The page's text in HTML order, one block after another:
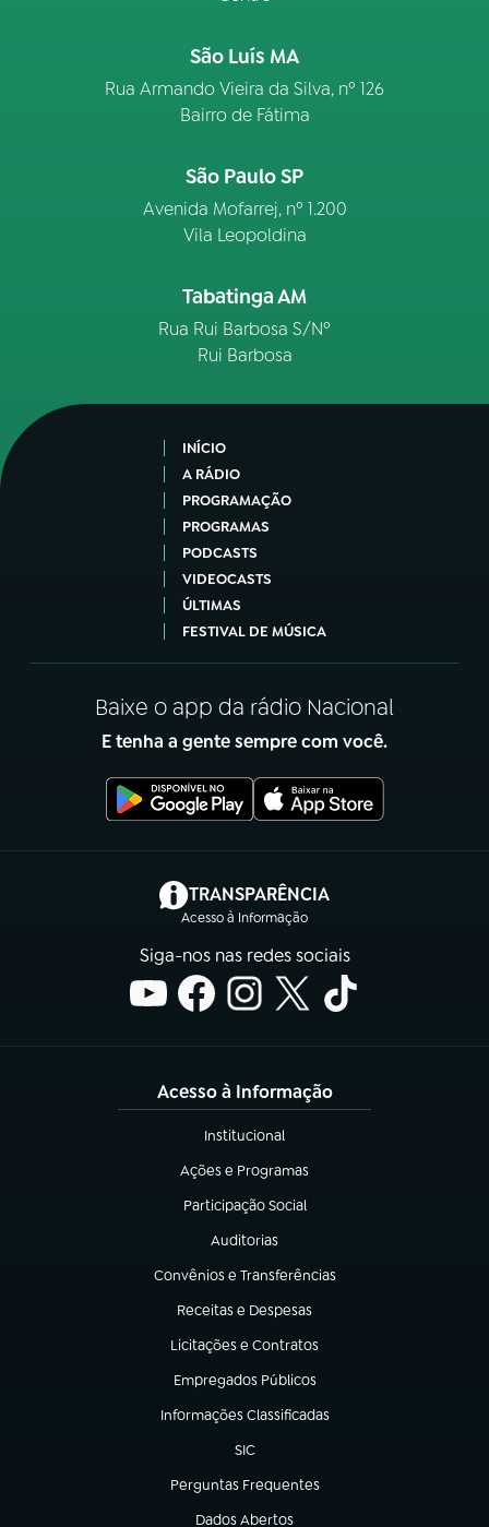
São Luís MA
Rua Armando Vieira da Silva, nº 126
Bairro de Fátima
São Paulo SP
Avenida Mofarrej, nº 1.200
Vila Leopoldina
Tabatinga AM
Rua Rui Barbosa S/Nº
Rui Barbosa
INÍCIO
A RÁDIO
PROGRAMAÇÃO
PROGRAMAS
PODCASTS
VIDEOCASTS
ÚLTIMAS
FESTIVAL DE MÚSICA
Baixe o app da rádio Nacional
E tenha a gente sempre com você.
TRANSPARÊNCIA
Acesso à Informação
(abre em nova aba)
Siga-nos nas redes sociais
Acesso à Informação
Institucional
(abre em nova aba)
Ações e Programas
(abre em nova aba)
Participação Social
(abre em nova aba)
Auditorias
(abre em nova aba)
Convênios e Transferências
(abre em nova aba)
Receitas e Despesas
(abre em nova aba)
Licitações e Contratos
(abre em nova aba)
Empregados Públicos
(abre em nova aba)
Informações Classificadas
(abre em nova aba)
SIC
(abre em nova aba)
Perguntas Frequentes
(abre em nova aba)
Dados Abertos